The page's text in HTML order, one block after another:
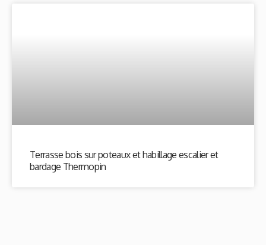
Terrasse bois sur poteaux et habillage escalier et
bardage Thermopin